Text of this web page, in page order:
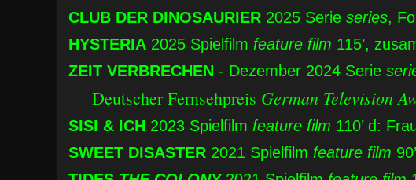
CLUB DER DINOSAURIER 2025 Serie series,
HYSTERIA 2025 Spielfilm feature film 115’,
ZEIT VERBRECHEN - Dezember 2024 Serie
Deutscher Fernsehpreis German Television
SISI & ICH 2023 Spielfilm feature film 110’ d:
SWEET DISASTER 2021 Spielfilm feature film